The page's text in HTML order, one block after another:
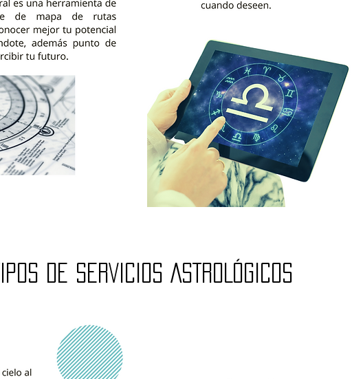
TIPOS DE SERVICIOS ASTROLÓGICOS